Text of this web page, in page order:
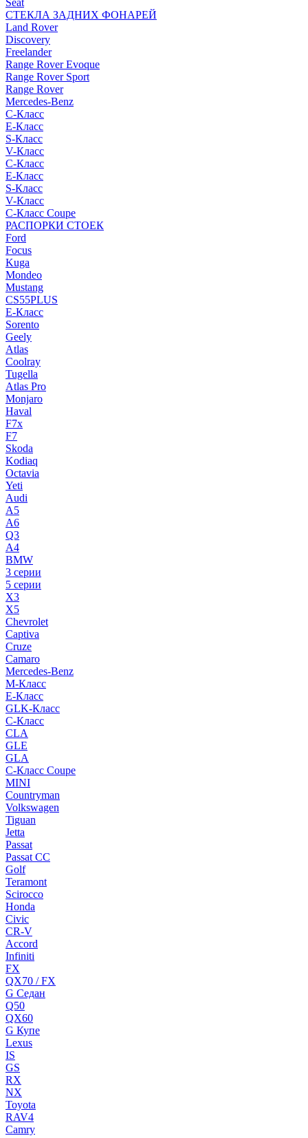
Seat
СТЕКЛА ЗАДНИХ ФОНАРЕЙ
Land Rover
Discovery
Freelander
Range Rover Evoque
Range Rover Sport
Range Rover
Mercedes-Benz
C-Класс
E-Класс
S-Класс
V-Класс
C-Класс
E-Класс
S-Класс
V-Класс
C-Класс Coupe
РАСПОРКИ СТОЕК
Ford
Focus
Kuga
Mondeo
Mustang
CS55PLUS
E-Класс
Sorento
Geely
Atlas
Coolray
Tugella
Atlas Pro
Monjaro
Haval
F7x
F7
Skoda
Kodiaq
Octavia
Yeti
Audi
A5
A6
Q3
A4
BMW
3 серии
5 серии
X3
X5
Chevrolet
Captiva
Cruze
Camaro
Mercedes-Benz
M-Класс
E-Класс
GLK-Класс
C-Класс
CLA
GLE
GLA
C-Класс Coupe
MINI
Countryman
Volkswagen
Tiguan
Jetta
Passat
Passat CC
Golf
Teramont
Scirocco
Honda
Civic
CR-V
Accord
Infiniti
FX
QX70 / FX
G Cедан
Q50
QX60
G Купе
Lexus
IS
GS
RX
NX
Toyota
RAV4
Camry